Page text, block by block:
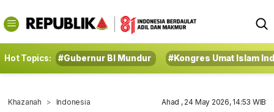
Hot Topics: #Gubernur BI Mundur #Kongres Umat Islam
Khazanah Indonesia Ahad , 24 May 2026, 14:53 WIB